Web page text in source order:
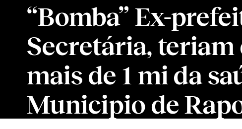
“Bomba” Ex-
Secretária, teriam
mais de 1 mi da
Municipio de